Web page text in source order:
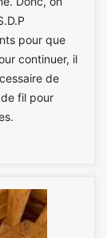
pour que
continuer, il
de
fil pour